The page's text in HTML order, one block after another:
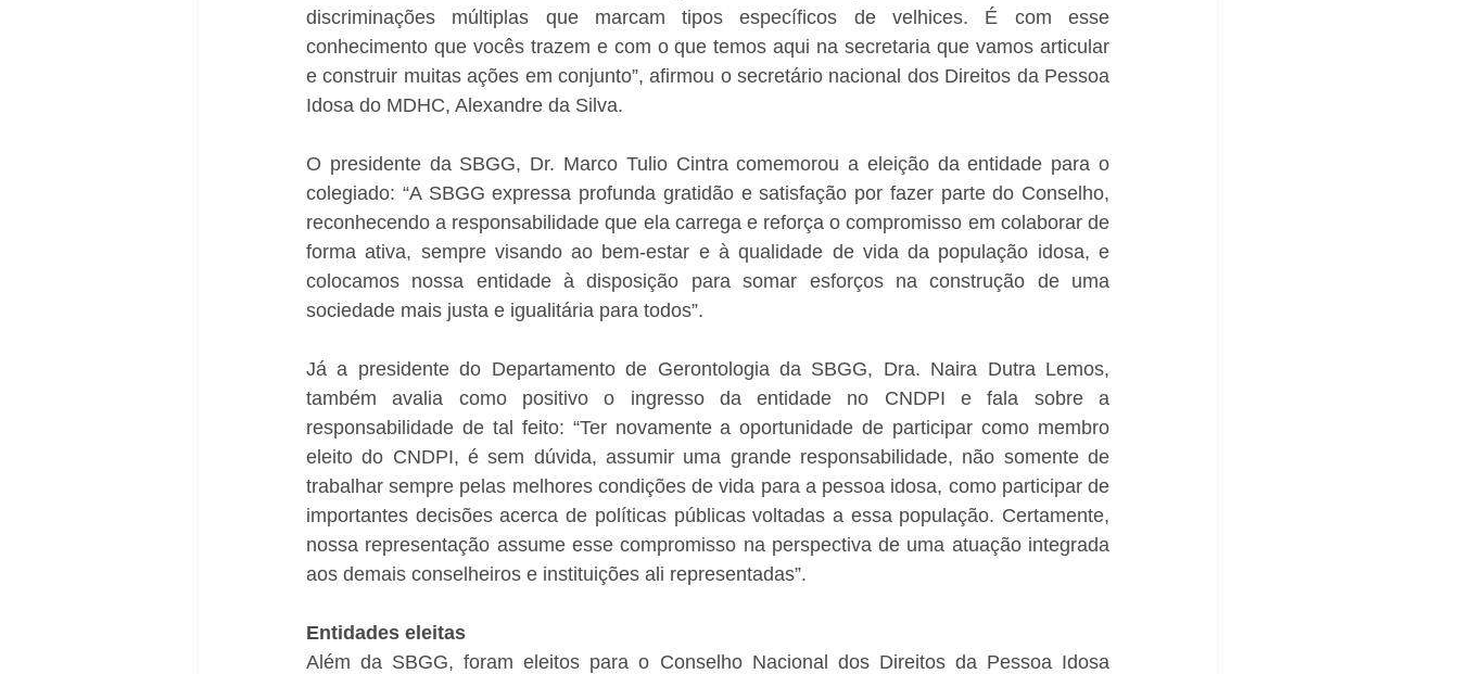
discriminações múltiplas que marcam tipos específicos de velhices. É com esse
conhecimento que vocês trazem e com o que temos aqui na secretaria que vamos articular
e construir muitas ações em conjunto”, afirmou o secretário nacional dos Direitos da Pessoa
Idosa do MDHC, Alexandre da Silva.
O presidente da SBGG, Dr. Marco Tulio Cintra comemorou a eleição da entidade para o
colegiado: “A SBGG expressa profunda gratidão e satisfação por fazer parte do Conselho,
reconhecendo a responsabilidade que ela carrega e reforça o compromisso em colaborar de
forma ativa, sempre visando ao bem-estar e à qualidade de vida da população idosa, e
colocamos nossa entidade à disposição para somar esforços na construção de uma
sociedade mais justa e igualitária para todos”.
Já a presidente do Departamento de Gerontologia da SBGG, Dra. Naira Dutra Lemos,
também avalia como positivo o ingresso da entidade no CNDPI e fala sobre a
responsabilidade de tal feito: “Ter novamente a oportunidade de participar como membro
eleito do CNDPI, é sem dúvida, assumir uma grande responsabilidade, não somente de
trabalhar sempre pelas melhores condições de vida para a pessoa idosa, como participar de
importantes decisões acerca de políticas públicas voltadas a essa população. Certamente,
nossa representação assume esse compromisso na perspectiva de uma atuação integrada
aos demais conselheiros e instituições ali representadas”.
Entidades eleitas
Além da SBGG, foram eleitos para o Conselho Nacional dos Direitos da Pessoa Idosa